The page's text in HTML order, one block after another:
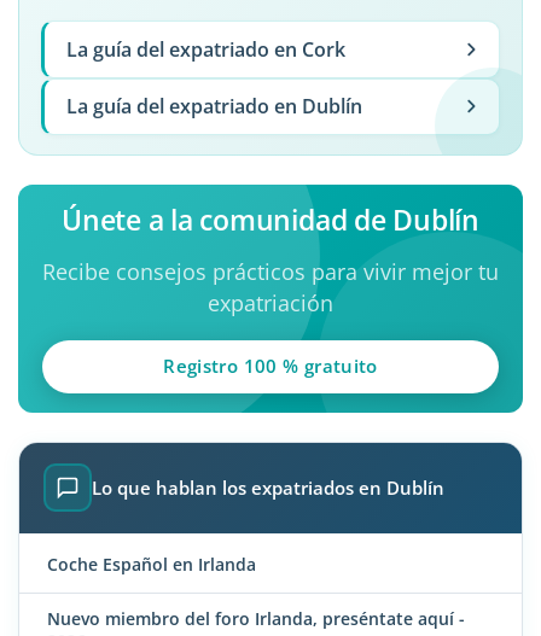
La guía del expatriado en Cork
La guía del expatriado en Dublín
Únete a la comunidad de Dublín
Recibe consejos prácticos para vivir mejor tu
expatriación
Registro 100 % gratuito
Lo que hablan los expatriados en Dublín
Coche Español en Irlanda
Nuevo miembro del foro Irlanda, preséntate aquí -